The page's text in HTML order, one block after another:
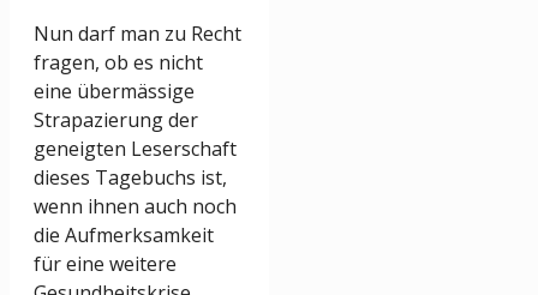
Nun darf man zu Recht
fragen, ob es nicht
eine übermässige
Strapazierung der
geneigten Leserschaft
dieses Tagebuchs ist,
wenn ihnen auch noch
die Aufmerksamkeit
für eine weitere